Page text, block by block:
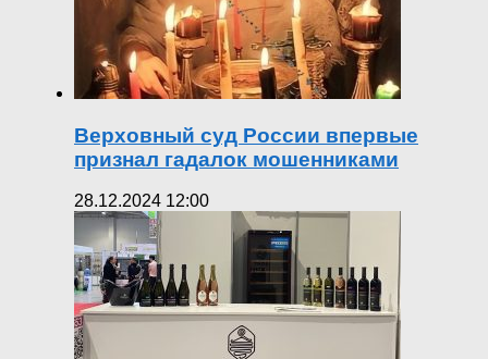
Верховный суд России впервые
признал гадалок мошенниками
28.12.2024 12:00